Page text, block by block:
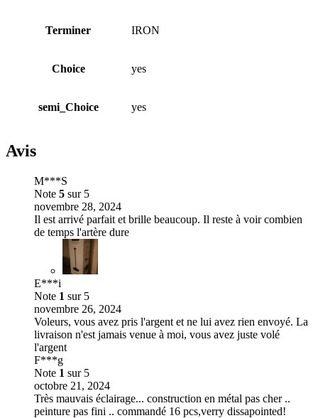
Terminer IRON
Choice yes
semi_Choice yes
Avis
M***S
Note 5 sur 5
novembre 28, 2024
Il est arrivé parfait et brille beaucoup. Il reste à voir combien
de temps l'artère dure
E***i
Note 1 sur 5
novembre 26, 2024
Voleurs, vous avez pris l'argent et ne lui avez rien envoyé. La
livraison n'est jamais venue à moi, vous avez juste volé
l'argent
F***g
Note 1 sur 5
octobre 21, 2024
Très mauvais éclairage... construction en métal pas cher ..
peinture pas fini .. commandé 16 pcs,verry dissapointed!